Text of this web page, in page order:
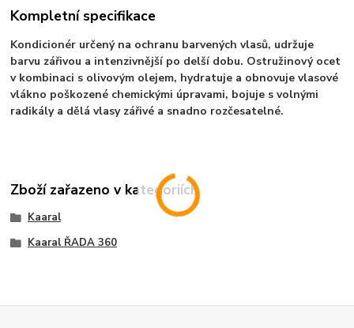
Kompletní specifikace
Kondicionér určený na ochranu barvených vlasů, udržuje
barvu zářivou a intenzivnější po delší dobu. Ostružinový ocet
v kombinaci s olivovým olejem, hydratuje a obnovuje vlasové
vlákno poškozené chemickými úpravami, bojuje s volnými
radikály a dělá vlasy zářivé a snadno rozčesatelné.
Zboží zařazeno v kategoriích
Kaaral
Kaaral ŘADA 360